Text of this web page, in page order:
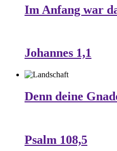
Im Anfang war
Johannes 1,1
Denn deine
Psalm 108,5